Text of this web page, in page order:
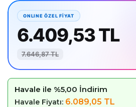
7.646,87 TL
6.409,53 TL
Havale ile %5,00 İndirim
Havale Fiyatı: 6.089,05 TL